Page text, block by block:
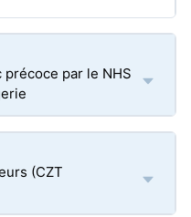
par le NHS
(CZT